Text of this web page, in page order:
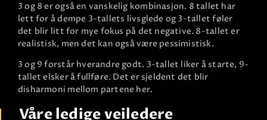
3 og 8 er også en vanskelig kombinasjon. 8 tallet har
lett for å dempe 3-tallets livsglede og 3-tallet føler
det blir litt for mye fokus på det negative. 8-tallet er
realistisk, men det kan også være pessimistisk.
3 og 9 forstår hverandre godt. 3-tallet liker å starte, 9-
tallet elsker å fullføre. Det er sjeldent det blir
disharmoni mellom partene her.
Våre ledige veiledere